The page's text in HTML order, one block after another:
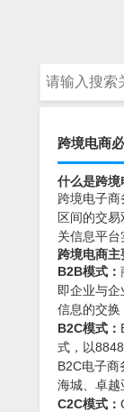
跨境电商
什么是跨境
跨境电子商
区间的交
关信息平台
跨境电商主
B2B模式：
即企业与
信息的交换
B2C模式：
式，以
B2C电子商
海城、卓越
C2C模式：